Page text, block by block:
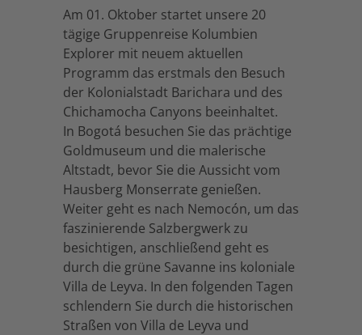
Am 01. Oktober startet unsere 20
tägige Gruppenreise Kolumbien
Explorer mit neuem aktuellen
Programm das erstmals den Besuch
der Kolonialstadt Barichara und des
Chichamocha Canyons beeinhaltet.
In Bogotá besuchen Sie das prächtige
Goldmuseum und die malerische
Altstadt, bevor Sie die Aussicht vom
Hausberg Monserrate genießen.
Weiter geht es nach Nemocón, um das
faszinierende Salzbergwerk zu
besichtigen, anschließend geht es
durch die grüne Savanne ins koloniale
Villa de Leyva. In den folgenden Tagen
schlendern Sie durch die historischen
Straßen von Villa de Leyva und